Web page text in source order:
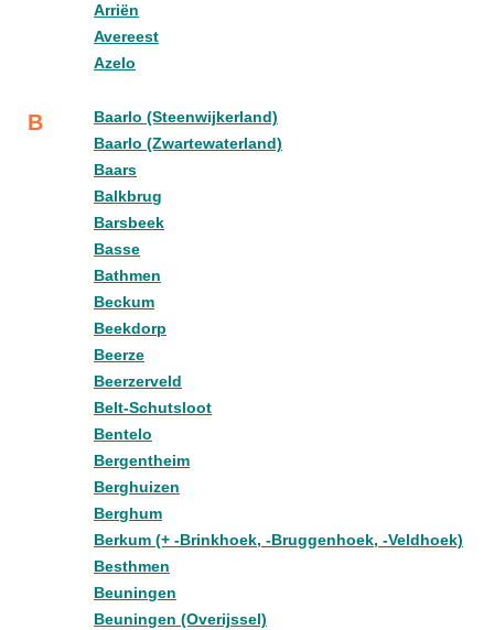
Arriën
Avereest
Azelo
B
Baarlo (Steenwijkerland)
Baarlo (Zwartewaterland)
Baars
Balkbrug
Barsbeek
Basse
Bathmen
Beckum
Beekdorp
Beerze
Beerzerveld
Belt-Schutsloot
Bentelo
Bergentheim
Berghuizen
Berghum
Berkum (+ -Brinkhoek, -Bruggenhoek, -Veldhoek)
Besthmen
Beuningen
Beuningen (Overijssel)